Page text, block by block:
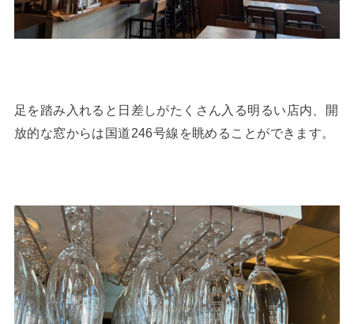
足を踏み入れると日差しがたくさん入る明るい店内、開
放的な窓からは国道246号線を眺めることができます。